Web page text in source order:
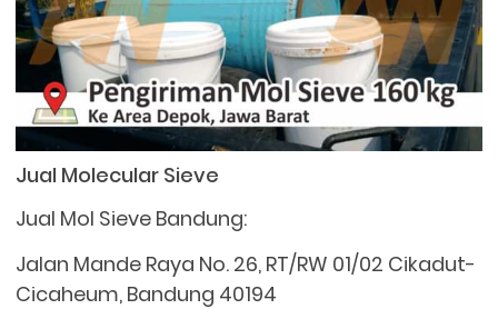
Jual Molecular Sieve
Jual Mol Sieve Bandung:
Jalan Mande Raya No. 26, RT/RW 01/02 Cikadut-
Cicaheum, Bandung 40194